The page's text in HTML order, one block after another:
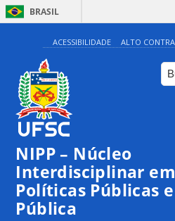
BRASIL
ACESSIBILIDADE ALTO
NIPP – Núcleo
Interdisciplinar em
Políticas Públicas
Pública